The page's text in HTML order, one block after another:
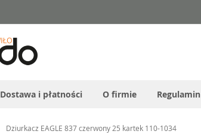
Dostawa i płatności O firmie Regulamin
Dziurkacz EAGLE 837 czerwony 25 kartek 110-1034